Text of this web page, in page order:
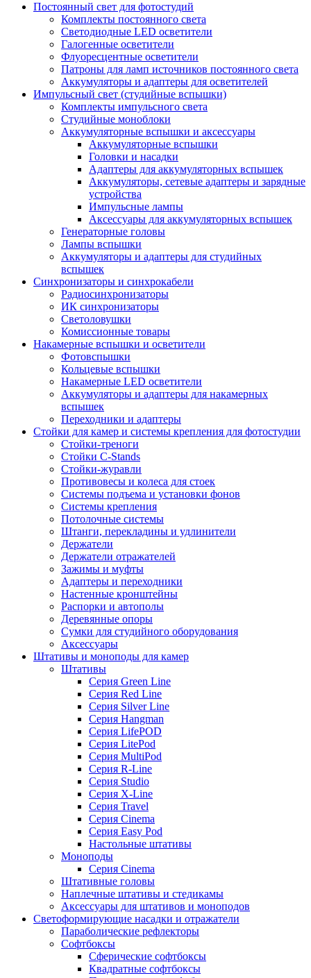
Постоянный свет для фотостудий
Комплекты постоянного света
Светодиодные LED осветители
Галогенные осветители
Флуоресцентные осветители
Патроны для ламп источников постоянного света
Аккумуляторы и адаптеры для осветителей
Импульсный свет (студийные вспышки)
Комплекты импульсного света
Студийные моноблоки
Аккумуляторные вспышки и аксессуары
Аккумуляторные вспышки
Головки и насадки
Адаптеры для аккумуляторных вспышек
Аккумуляторы, сетевые адаптеры и зарядные
устройства
Импульсные лампы
Аксессуары для аккумуляторных вспышек
Генераторные головы
Лампы вспышки
Аккумуляторы и адаптеры для студийных
вспышек
Синхронизаторы и синхрокабели
Радиосинхронизаторы
ИК синхронизаторы
Светоловушки
Комиссионные товары
Накамерные вспышки и осветители
Фотовспышки
Кольцевые вспышки
Накамерные LED осветители
Аккумуляторы и адаптеры для накамерных
вспышек
Переходники и адаптеры
Стойки для камер и системы крепления для фотостудии
Стойки-треноги
Стойки C-Stands
Стойки-журавли
Противовесы и колеса для стоек
Системы подъема и установки фонов
Системы крепления
Потолочные системы
Штанги, перекладины и удлинители
Держатели
Держатели отражателей
Зажимы и муфты
Адаптеры и переходники
Настенные кронштейны
Распорки и автополы
Деревянные опоры
Сумки для студийного оборудования
Аксессуары
Штативы и моноподы для камер
Штативы
Серия Green Line
Серия Red Line
Серия Silver Line
Серия Hangman
Серия LifePOD
Серия LitePod
Серия MultiPod
Серия R-Line
Серия Studio
Серия X-Line
Серия Travel
Серия Cinema
Серия Easy Pod
Настольные штативы
Моноподы
Серия Cinema
Штативные головы
Наплечные штативы и стедикамы
Аксессуары для штативов и моноподов
Светоформирующие насадки и отражатели
Параболические рефлекторы
Софтбоксы
Сферические софтбоксы
Квадратные софтбоксы